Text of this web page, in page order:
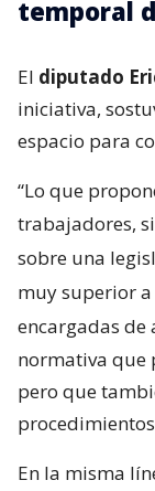
temporal
El diputado
iniciativa,
espacio para
“Lo que
trabajadores,
sobre una
muy superior
encargadas de
normativa que
pero que
En la misma